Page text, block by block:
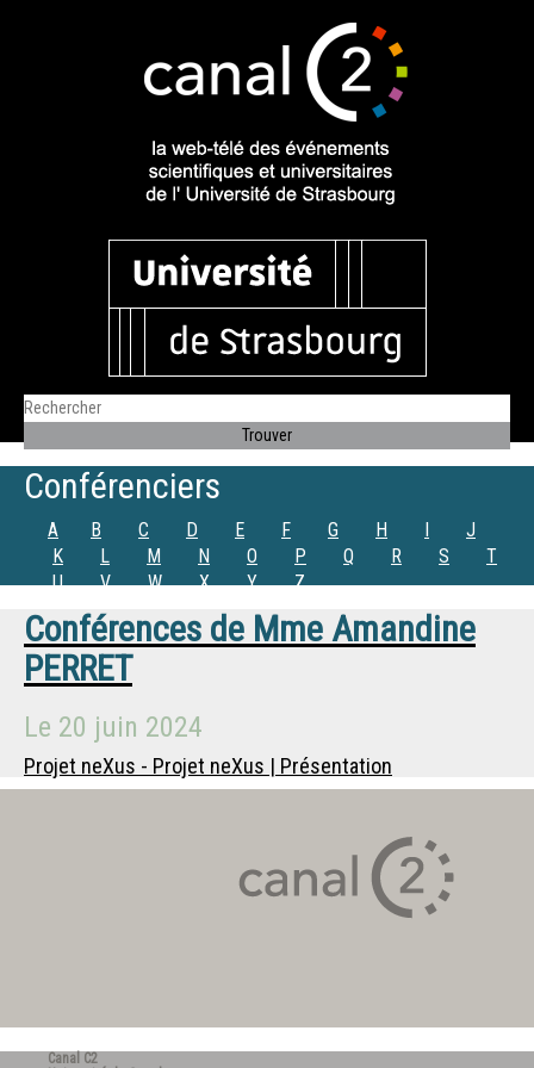
Conférenciers
A B C D E F G H I
J
K
L M N O P Q R S
T
U
V W X Y Z
Conférences de Mme Amandine
PERRET
Le 20 juin 2024
Projet neXus - Projet neXus | Présentation
Canal C2